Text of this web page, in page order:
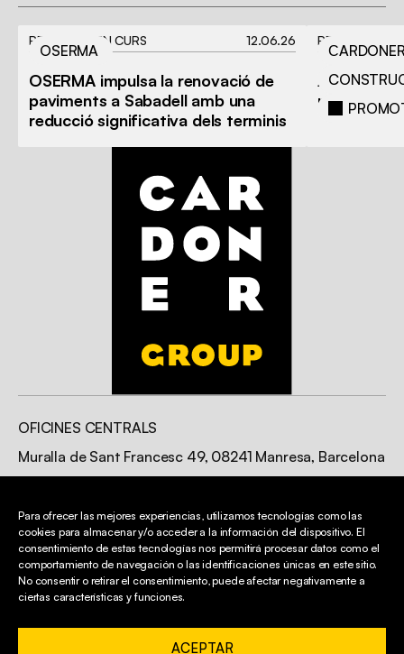
Para ofrecer las mejores experiencias, utilizamos tecnologías como las
cookies para almacenar y/o acceder a la información del dispositivo. El
consentimiento de estas tecnologías nos permitirá procesar datos como el
comportamiento de navegación o las identificaciones únicas en este sitio.
No consentir o retirar el consentimiento, puede afectar negativamente a
ciertas características y funciones.
ACEPTAR
OSERMA
PROJECTE EN CURS 12.06.26
OSERMA impulsa la renovació de
paviments a Sabadell amb una
reducció significativa dels terminis
PROJECTE EN
AURAS
OFICINES CENTRALS
Muralla de Sant Francesc 49, 08241 Manresa, Barcelona
CONTACTE
info@cardonergroup.com
93 872 43 34